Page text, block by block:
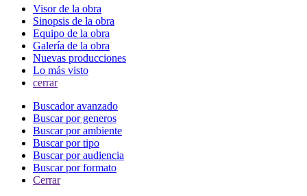
Visor de la obra
Sinopsis de la obra
Equipo de la obra
Galería de la obra
Nuevas producciones
Lo más visto
cerrar
Buscador avanzado
Buscar por generos
Buscar por ambiente
Buscar por tipo
Buscar por audiencia
Buscar por formato
Cerrar